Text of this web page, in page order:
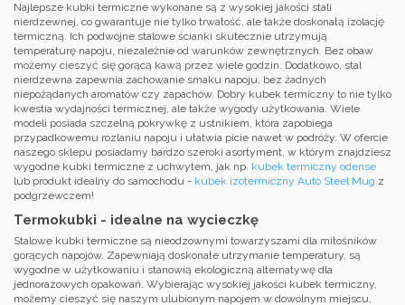
Najlepsze kubki termiczne wykonane są z wysokiej jakości stali
nierdzewnej, co gwarantuje nie tylko trwałość, ale także doskonałą izolację
termiczną. Ich podwójne stalowe ścianki skutecznie utrzymują
temperaturę napoju, niezależnie od warunków zewnętrznych. Bez obaw
możemy cieszyć się gorącą kawą przez wiele godzin. Dodatkowo, stal
nierdzewna zapewnia zachowanie smaku napoju, bez żadnych
niepożądanych aromatów czy zapachów. Dobry kubek termiczny to nie tylko
kwestia wydajności termicznej, ale także wygody użytkowania. Wiele
modeli posiada szczelną pokrywkę z ustnikiem, która zapobiega
przypadkowemu rozlaniu napoju i ułatwia picie nawet w podróży. W ofercie
naszego sklepu posiadamy bardzo szeroki asortyment, w którym znajdziesz
wygodne kubki termiczne z uchwytem, jak np. kubek termiczny odense
lub produkt idealny do samochodu - kubek izotermiczny Auto Steel Mug z
podgrzewczem!
Termokubki - idealne na wycieczkę
Stalowe kubki termiczne są nieodzownymi towarzyszami dla miłośników
gorących napojów. Zapewniają doskonałe utrzymanie temperatury, są
wygodne w użytkowaniu i stanowią ekologiczną alternatywę dla
jednorazowych opakowań. Wybierając wysokiej jakości kubek termiczny,
możemy cieszyć się naszym ulubionym napojem w dowolnym miejscu,